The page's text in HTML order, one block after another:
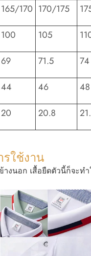
165/170 170/175
100 105
69 71.5 74
44 46 48
20 20.8
ใช้งาน
งนอก เสื้อยืดตัวนี้ก็จะ